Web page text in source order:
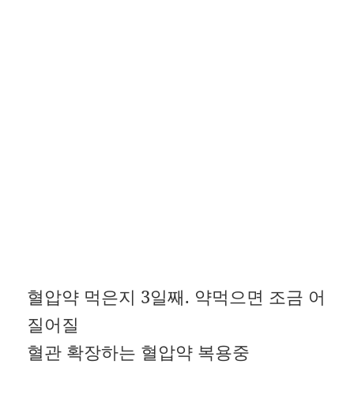
혈압약 먹은지 3일째. 약먹으면 조금 어
질어질
혈관 확장하는 혈압약 복용중